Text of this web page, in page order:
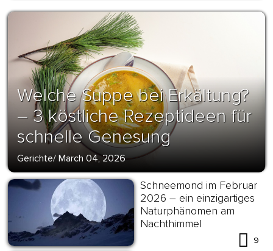
Welche Suppe bei Erkältung?
– 3 köstliche Rezeptideen für
schnelle Genesung
Gerichte/ March 04, 2026
Schneemond im Februar
2026 – ein einzigartiges
Naturphänomen am
Nachthimmel
9